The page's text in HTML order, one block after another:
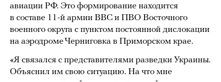
авиации РФ. Это формирование находится
в составе 11-й армии ВВС и ПВО Восточного
военного округа с пунктом постоянной дислокации
на аэродроме Черниговка в Приморском крае.
«Я связался с представителями разведки Украины.
Объяснил им свою ситуацию. На что мне